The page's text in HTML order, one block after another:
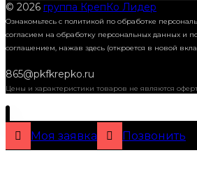
© 2026 группа КрепКо Лидер
Ознакомьтесь с политикой по обработке
согласием на обработку персональных данных и
соглашением, нажав здесь (откроется в новой
865@pkfkrepko.ru
Цены и характеристики товаров не являются
Моя заявка Позвонить